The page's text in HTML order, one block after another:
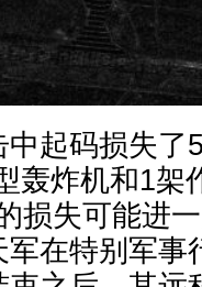
起码损失了
轰炸机和1架
损失可能进
在特别军事